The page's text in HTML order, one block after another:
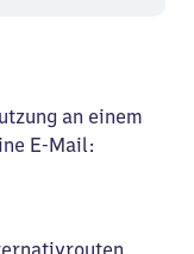
an einem
E-Mail: